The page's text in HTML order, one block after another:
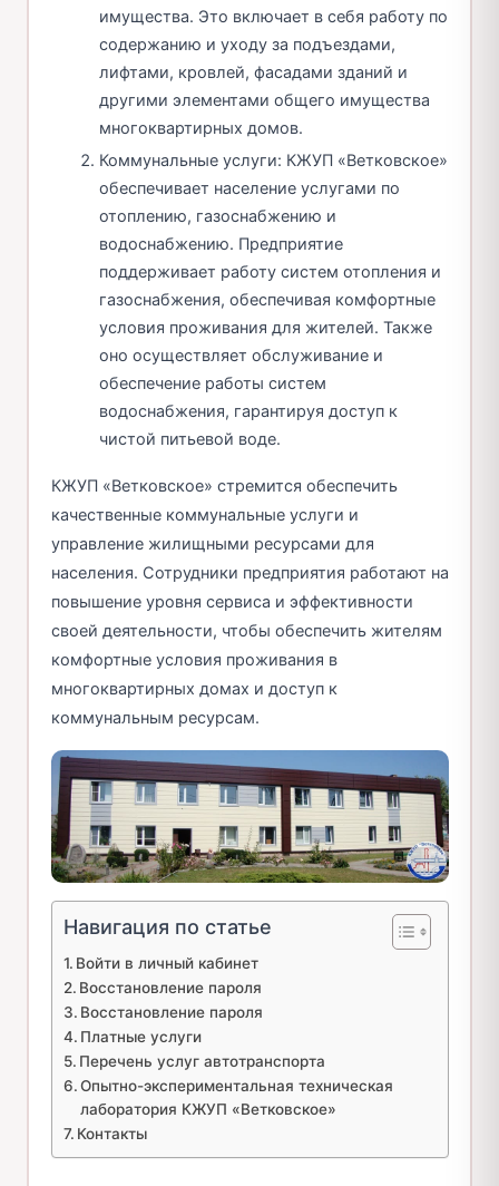
имущества. Это включает в себя работу по
содержанию и уходу за подъездами,
лифтами, кровлей, фасадами зданий и
другими элементами общего имущества
многоквартирных домов.
Коммунальные услуги: КЖУП «Ветковское»
обеспечивает население услугами по
отоплению, газоснабжению и
водоснабжению. Предприятие
поддерживает работу систем отопления и
газоснабжения, обеспечивая комфортные
условия проживания для жителей. Также
оно осуществляет обслуживание и
обеспечение работы систем
водоснабжения, гарантируя доступ к
чистой питьевой воде.
КЖУП «Ветковское» стремится обеспечить
качественные коммунальные услуги и
управление жилищными ресурсами для
населения. Сотрудники предприятия работают на
повышение уровня сервиса и эффективности
своей деятельности, чтобы обеспечить жителям
комфортные условия проживания в
многоквартирных домах и доступ к
коммунальным ресурсам.
Навигация по статье
Войти в личный кабинет
Восстановление пароля
Восстановление пароля
Платные услуги
Перечень услуг автотранспорта
Опытно-экспериментальная техническая
лаборатория КЖУП «Ветковское»
Контакты